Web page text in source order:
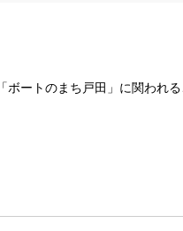
ートのまち戸田」に関われ